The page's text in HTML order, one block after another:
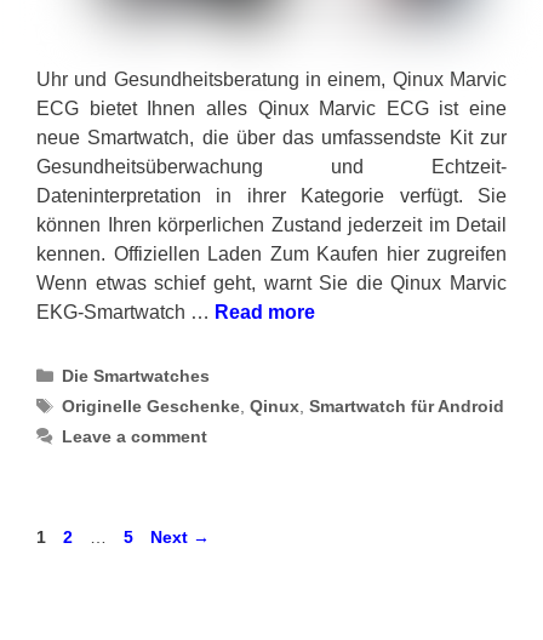
Uhr und Gesundheitsberatung in einem, Qinux Marvic
ECG bietet Ihnen alles Qinux Marvic ECG ist eine
neue Smartwatch, die über das umfassendste Kit zur
Gesundheitsüberwachung und Echtzeit-
Dateninterpretation in ihrer Kategorie verfügt. Sie
können Ihren körperlichen Zustand jederzeit im Detail
kennen. Offiziellen Laden Zum Kaufen hier zugreifen
Wenn etwas schief geht, warnt Sie die Qinux Marvic
EKG-Smartwatch … Read more
Categories
Die Smartwatches
Tags
Originelle Geschenke ,Qinux ,Smartwatch für Android
Leave a comment
Page
1 Page
2 Page
5 Next →